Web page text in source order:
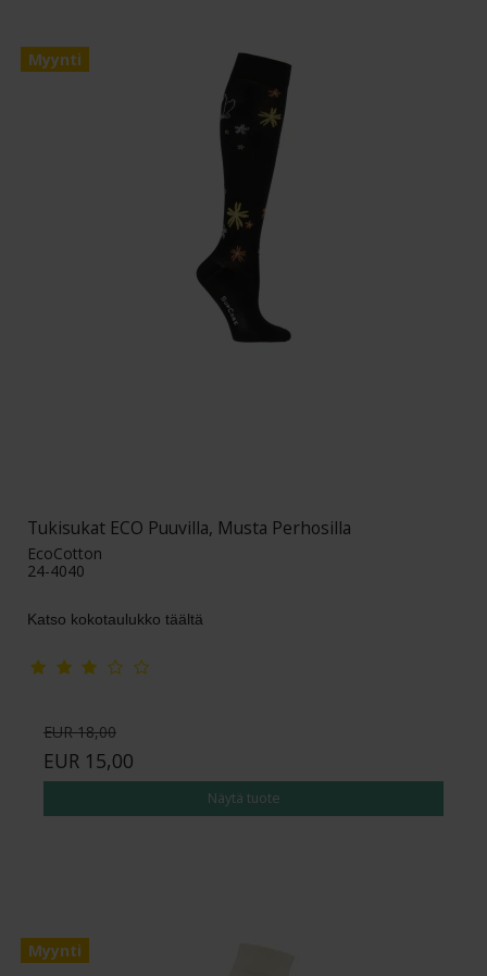
Myynti
Tukisukat ECO Puuvilla, Musta Perhosilla
EcoCotton
24-4040
Katso kokotaulukko täältä
EUR 18,00
EUR 15,00
Näytä tuote
Myynti